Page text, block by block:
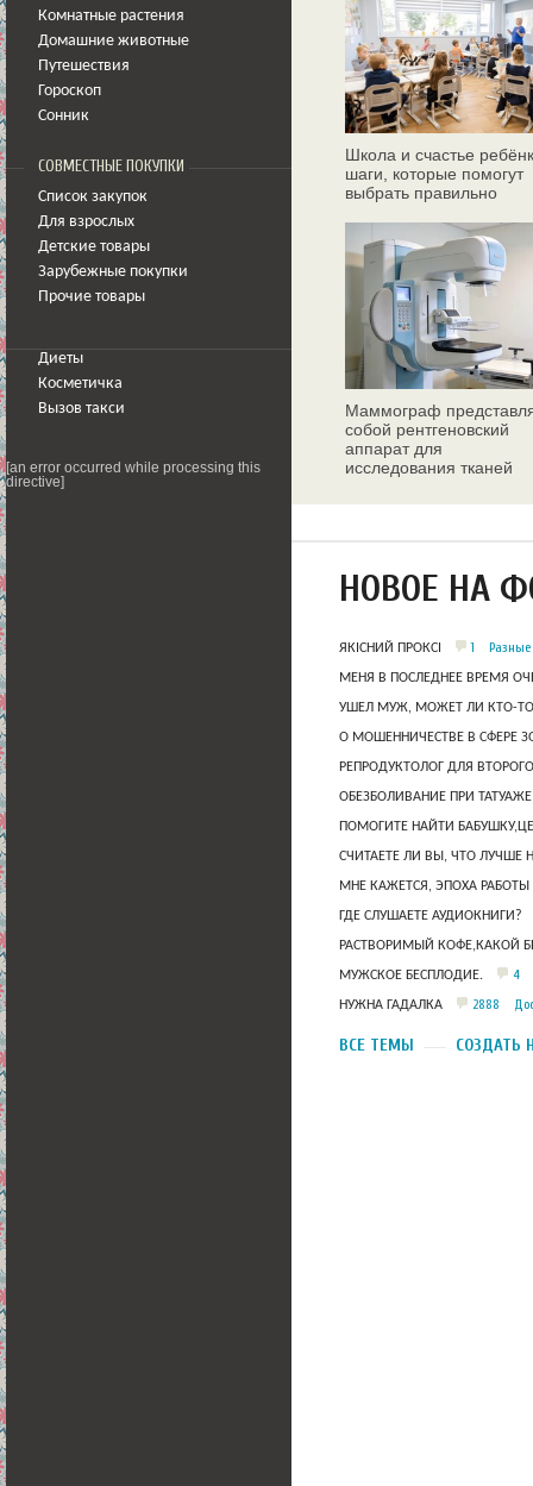
Комнатные растения
Домашние животные
Путешествия
Гороскоп
Сонник
СОВМЕСТНЫЕ ПОКУПКИ
Список закупок
Для взрослых
Детские товары
Зарубежные покупки
Прочие товары
Диеты
Косметичка
Вызов такси
[an error occurred while processing this
directive]
Школа и счастье
шаги, которые помогут
выбрать правильно
Маммограф
собой рентгеновский
аппарат для
исследования тканей
НОВОЕ НА
ЯКІСНИЙ ПРОКСІ 1
МЕНЯ В ПОСЛЕДНЕЕ ВРЕМЯ
УШЕЛ МУЖ, МОЖЕТ ЛИ КТО-ТО
О МОШЕННИЧЕСТВЕ В СФЕРЕ
РЕПРОДУКТОЛОГ ДЛЯ
ОБЕЗБОЛИВАНИЕ ПРИ
ПОМОГИТЕ НАЙТИ
СЧИТАЕТЕ ЛИ ВЫ, ЧТО ЛУЧШЕ
МНЕ КАЖЕТСЯ, ЭПОХА
ГДЕ СЛУШАЕТЕ АУДИОКНИГИ?
РАСТВОРИМЫЙ КОФЕ,КАКОЙ
МУЖСКОЕ БЕСПЛОДИЕ. 4
НУЖНА ГАДАЛКА 2888
ВСЕ ТЕМЫ СОЗДАТЬ